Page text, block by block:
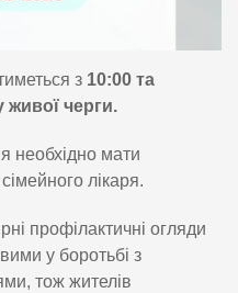
з 10:00 та
живої черги.
необхідно мати
лікаря.
профілактичні огляди
у боротьбі з
тож жителів